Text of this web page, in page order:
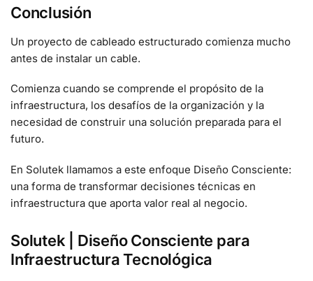
Conclusión
Un proyecto de cableado estructurado comienza mucho
antes de instalar un cable.
Comienza cuando se comprende el propósito de la
infraestructura, los desafíos de la organización y la
necesidad de construir una solución preparada para el
futuro.
En Solutek llamamos a este enfoque Diseño Consciente:
una forma de transformar decisiones técnicas en
infraestructura que aporta valor real al negocio.
Solutek | Diseño Consciente para
Infraestructura Tecnológica